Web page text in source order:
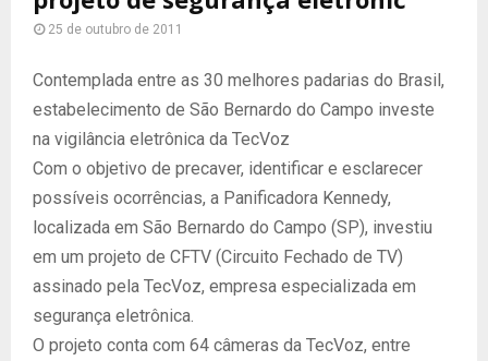
25 de outubro de 2011
Contemplada entre as 30 melhores padarias do Brasil,
estabelecimento de São Bernardo do Campo investe
na vigilância eletrônica da TecVoz
Com o objetivo de precaver, identificar e esclarecer
possíveis ocorrências, a Panificadora Kennedy,
localizada em São Bernardo do Campo (SP), investiu
em um projeto de CFTV (Circuito Fechado de TV)
assinado pela TecVoz, empresa especializada em
segurança eletrônica.
O projeto conta com 64 câmeras da TecVoz, entre